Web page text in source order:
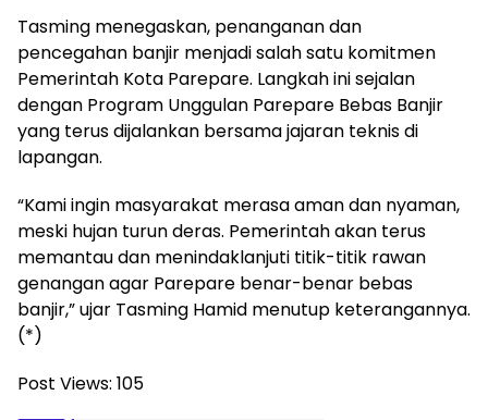
Tasming menegaskan, penanganan dan
pencegahan banjir menjadi salah satu komitmen
Pemerintah Kota Parepare. Langkah ini sejalan
dengan Program Unggulan Parepare Bebas Banjir
yang terus dijalankan bersama jajaran teknis di
lapangan.
“Kami ingin masyarakat merasa aman dan nyaman,
meski hujan turun deras. Pemerintah akan terus
memantau dan menindaklanjuti titik-titik rawan
genangan agar Parepare benar-benar bebas
banjir,” ujar Tasming Hamid menutup keterangannya.
(*)
Post Views: 105